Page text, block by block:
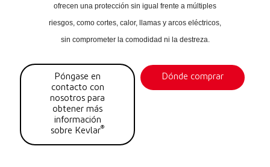
ofrecen una protección sin igual frente a múltiples
riesgos, como cortes, calor, llamas y arcos eléctricos,
sin comprometer la comodidad ni la destreza.
Póngase en
contacto con
nosotros para
obtener más
información
sobre Kevlar®
Dónde comprar